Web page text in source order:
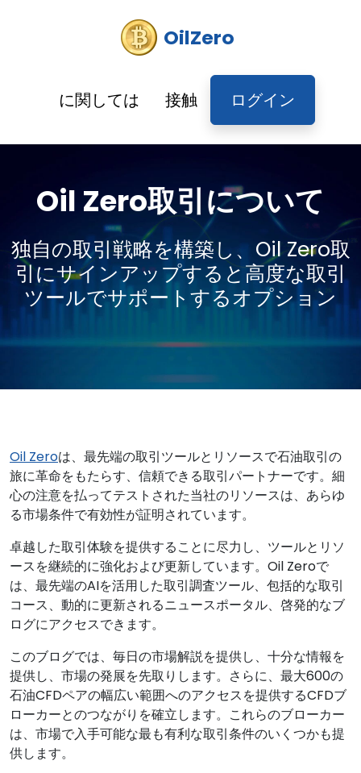
OilZero
に関しては 接触 ログイン
Oil Zero取引について
独自の取引戦略を構築し、Oil Zero取
引にサインアップすると高度な取引
ツールでサポートするオプション
Oil Zeroは、最先端の取引ツールとリソースで石油取引の
旅に革命をもたらす、信頼できる取引パートナーです。細
心の注意を払ってテストされた当社のリソースは、あらゆ
る市場条件で有効性が証明されています。
卓越した取引体験を提供することに尽力し、ツールとリソ
ースを継続的に強化および更新しています。Oil Zeroで
は、最先端のAIを活用した取引調査ツール、包括的な取引
コース、動的に更新されるニュースポータル、啓発的なブ
ログにアクセスできます。
このブログでは、毎日の市場解説を提供し、十分な情報を
提供し、市場の発展を先取りします。さらに、最大600の
石油CFDペアの幅広い範囲へのアクセスを提供するCFDブ
ローカーとのつながりを確立します。これらのブローカー
は、市場で入手可能な最も有利な取引条件のいくつかも提
供します。